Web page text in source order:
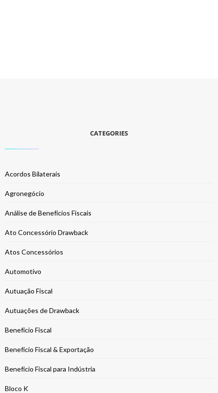
CATEGORIES
Acordos Bilaterais
Agronegócio
Análise de Benefícios Fiscais
Ato Concessório Drawback
Atos Concessórios
Automotivo
Autuação Fiscal
Autuações de Drawback
Benefício Fiscal
Benefício Fiscal & Exportação
Benefício Fiscal para Indústria
Bloco K